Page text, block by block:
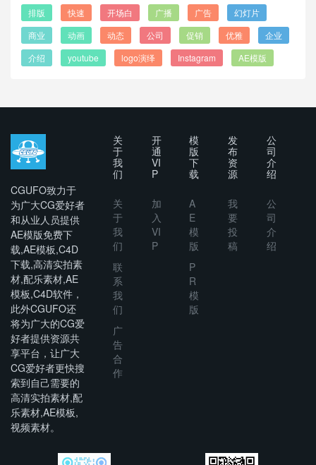
排版
快速 开场白 广播 广告
幻灯片
商业
动画 动态 公司 促销 优雅
企业
介绍
youtube logo演绎 Instagram AE模版
CGUFO致力于
为广大CG爱好者
和从业人员提供
AE模版免费下
载,AE模板,C4D
下载,高清实拍素
材,配乐素材,AE
模板,C4D软件，
此外CGUFO还
将为广大的CG爱
好者提供资源共
享平台，让广大
CG爱好者更快搜
索到自己需要的
高清实拍素材,配
乐素材,AE模板,
视频素材。
关
于
我
们
关
于
我
们
联
系
我
们
广
告
合
作
开
通
VI
P
加
入
VI
P
模
版
下
载
A
E
模
版
P
R
模
版
发
布
资
源
我
要
投
稿
公
司
介
绍
公
司
介
绍